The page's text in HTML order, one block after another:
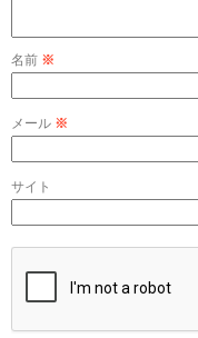
名前 ※
メール ※
サイト